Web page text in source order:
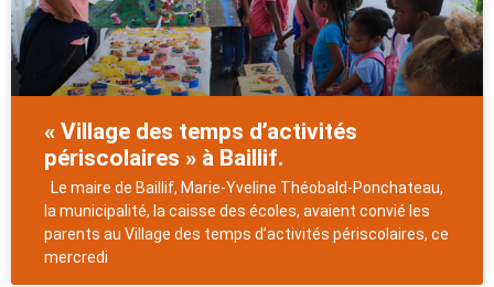
« Village des temps d’activités
périscolaires » à Baillif.
Le maire de Baillif, Marie-Yveline Théobald-Ponchateau,
la municipalité, la caisse des écoles, avaient convié les
parents au Village des temps d’activités périscolaires, ce
mercredi